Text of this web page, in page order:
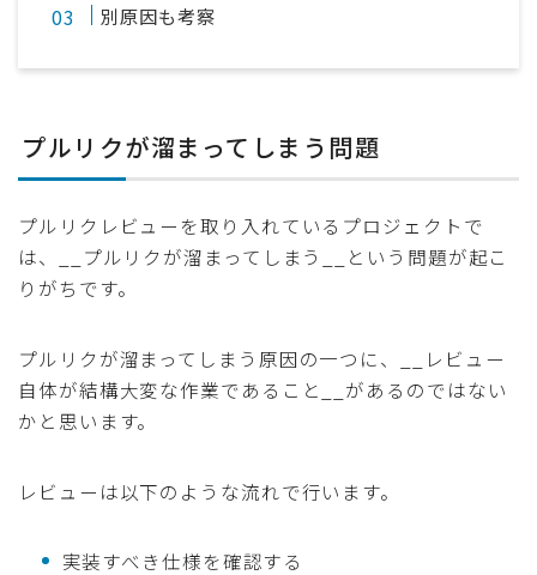
別原因も考察
プルリクが溜まってしまう問題
プルリクレビューを取り入れているプロジェクトで
は、__プルリクが溜まってしまう__という問題が起こ
りがちです。
プルリクが溜まってしまう原因の一つに、__レビュー
自体が結構大変な作業であること__があるのではない
かと思います。
レビューは以下のような流れで行います。
実装すべき仕様を確認する